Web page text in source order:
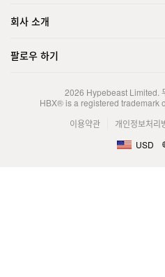
회사 소개
팔로우 하기
2026 Hypebeast Limited.
HBX® is a registered trademark
이용약관
개인정보처리
USD